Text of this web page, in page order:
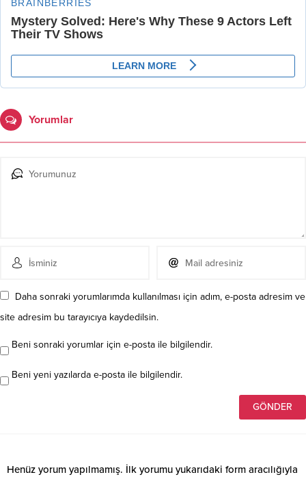
Yorumlar
Daha sonraki yorumlarımda kullanılması için adım, e-posta adresim ve
site adresim bu tarayıcıya kaydedilsin.
Beni sonraki yorumlar için e-posta ile bilgilendir.
Beni yeni yazılarda e-posta ile bilgilendir.
Henüz yorum yapılmamış. İlk yorumu yukarıdaki form aracılığıyla